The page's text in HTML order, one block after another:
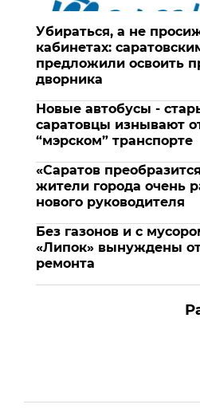
Убираться, а не
кабинетах:
предложили освоить
дворника
Новые автобусы -
саратовцы изнывают
“мэрском” транспорте
«Саратов
жители города очень
нового руководителя
Без газонов и с
«Липок» вынуждены
ремонта